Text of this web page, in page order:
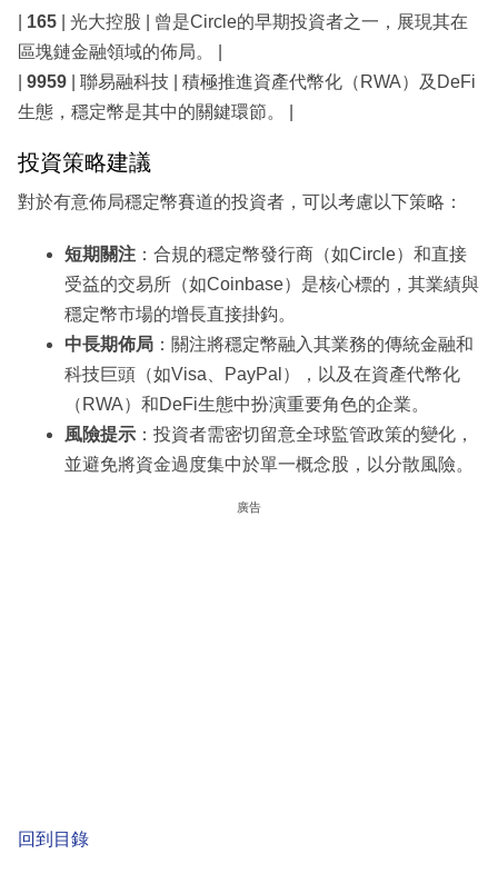
165 | 光大控股 | 曾是Circle的早期投資者之一，展現其在
區塊鏈金融領域的佈局。 |
9959 | 聯易融科技 | 積極推進資產代幣化（RWA）及DeFi
生態，穩定幣是其中的關鍵環節。 |
投資策略建議
對於有意佈局穩定幣賽道的投資者，可以考慮以下策略：
短期關注 ：合規的穩定幣發行商（如Circle）和直接
受益的交易所（如Coinbase）是核心標的，其業績與
穩定幣市場的增長直接掛鈎。
中長期佈局 ：關注將穩定幣融入其業務的傳統金融和
科技巨頭（如Visa、PayPal），以及在資產代幣化
（RWA）和DeFi生態中扮演重要角色的企業。
風險提示 ：投資者需密切留意全球監管政策的變化，
並避免將資金過度集中於單一概念股，以分散風險。
廣告
回到目錄